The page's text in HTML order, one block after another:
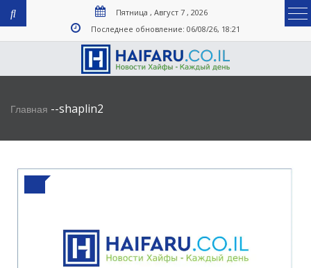
Пятница , Август 7 , 2026
Последнее обновление: 06/08/26, 18:21
Главная --shaplin2